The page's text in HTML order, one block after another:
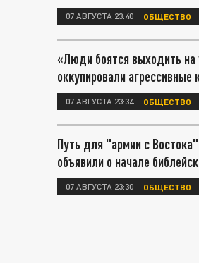
07 АВГУСТА 23:40 ОБЩЕСТВО
«Люди боятся выходить на
оккупировали агрессивные
07 АВГУСТА 23:34 ОБЩЕСТВО
Путь для "армии с
объявили о начале
07 АВГУСТА 23:30 ОБЩЕСТВО